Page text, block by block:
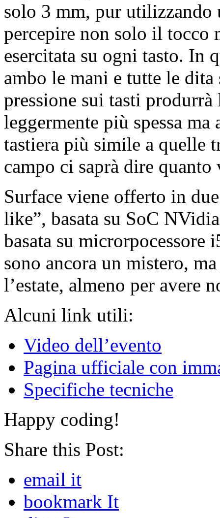
solo 3 mm, pur utilizzando
percepire non solo il tocco
esercitata su ogni tasto. In
ambo le mani e tutte le
pressione sui tasti
leggermente più spessa
tastiera più simile a quelle
campo ci saprà dire
Surface viene offerto in
like”, basata su SoC
basata su
sono ancora un mistero,
l’estate, almeno per avere
Alcuni link utili:
Video dell’evento
Pagina ufficiale con
Specifiche tecniche
Happy coding!
Share this Post:
email it
bookmark It